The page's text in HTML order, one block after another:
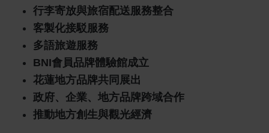
行李寄放與旅宿配送服務整合
客製化接駁服務
多語旅遊服務
BNI會員品牌體驗館成立
花蓮地方品牌共同展出
政府、企業、地方品牌跨域合作
推動地方創生與觀光經濟